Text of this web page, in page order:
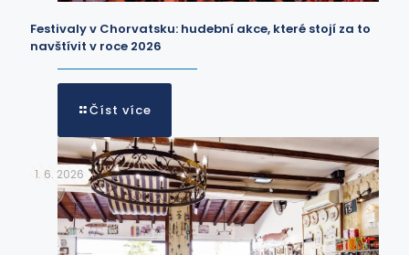
Festivaly v Chorvatsku: hudební akce, které stojí za to
navštívit v roce 2026
Číst více
1. 6. 2026